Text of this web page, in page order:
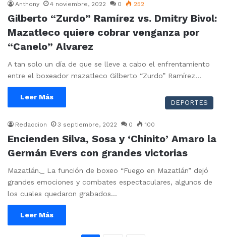
Anthony 4 noviembre, 2022 0 252
Gilberto “Zurdo” Ramírez vs. Dmitry Bivol:
Mazatleco quiere cobrar venganza por
“Canelo” Alvarez
A tan solo un día de que se lleve a cabo el enfrentamiento
entre el boxeador mazatleco Gilberto “Zurdo” Ramírez…
Leer Más
DEPORTES
Redaccion 3 septiembre, 2022 0 100
Encienden Silva, Sosa y ‘Chinito’ Amaro la
Germán Evers con grandes victorias
Mazatlán._ La función de boxeo “Fuego en Mazatlán” dejó
grandes emociones y combates espectaculares, algunos de
los cuales quedaron grabados…
Leer Más